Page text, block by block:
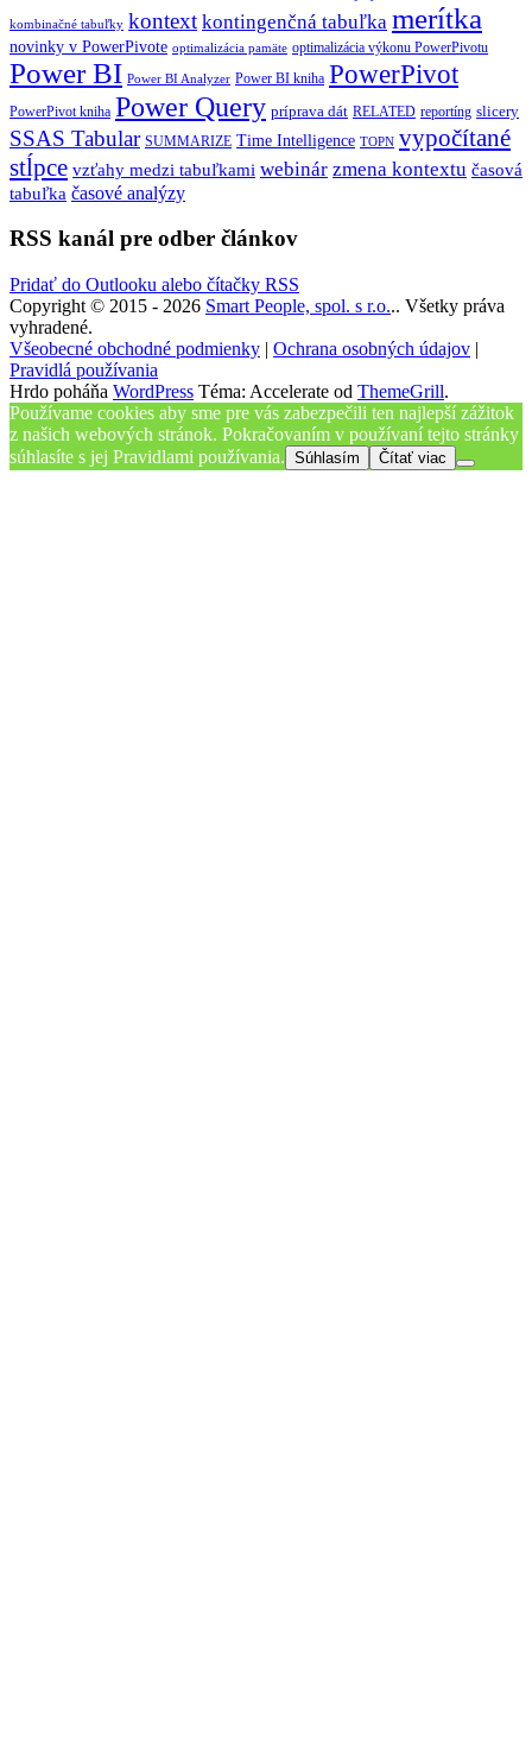
kombinačné tabuľky kontext kontingenčná tabuľka merítka
novinky v PowerPivote optimalizácia pamäte optimalizácia výkonu PowerPivotu
Power BI Power BI Analyzer Power BI kniha PowerPivot
PowerPivot kniha Power Query príprava dát RELATED reportíng slicery
SSAS Tabular SUMMARIZE Time Intelligence TOPN vypočítané
stĺpce vzťahy medzi tabuľkami webinár zmena kontextu časová
tabuľka časové analýzy
RSS kanál pre odber článkov
Pridať do Outlooku alebo čítačky RSS
Copyright © 2015 - 2026 Smart People, spol. s r.o... Všetky práva
vyhradené.
Všeobecné obchodné podmienky | Ochrana osobných údajov |
Pravidlá používania
Hrdo poháňa WordPress Téma: Accelerate od ThemeGrill.
Používame cookies aby sme pre vás zabezpečili ten najlepší zážitok
z našich webových stránok. Pokračovaním v používaní tejto stránky
súhlasíte s jej Pravidlami používania. Súhlasím Čítať viac